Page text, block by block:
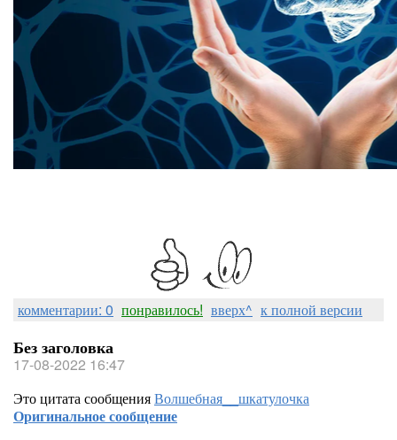
комментарии: 0 понравилось! вверх^ к полной версии
Без заголовка
17-08-2022 16:47
Это цитата сообщенияВолшебная__шкатулочка
Оригинальное сообщение